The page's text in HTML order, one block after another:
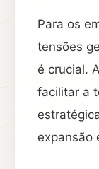
Para os
tensões
é crucial.
facilitar a
expansão